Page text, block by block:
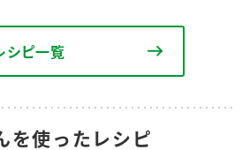
シピ一覧
を使ったレシピ